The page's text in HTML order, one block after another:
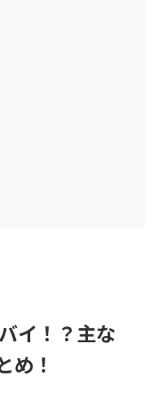
イ！？主な
め！